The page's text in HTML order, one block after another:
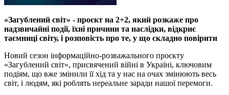
«Загублений світ» - проєкт на 2+2, який розкаже про
надзвичайні події, їхні причини та наслідки, відкриє
таємниці світу, і розповість про те, у що складно повірити
Новий сезон інформаційно-розважального проєкту
«Загублений світ», присвячений війні в Україні, ключовим
подіям, що вже змінили її хід та у нас на очах змінюють весь
світ, і людям, які роблять нереальне заради нашої перемоги.